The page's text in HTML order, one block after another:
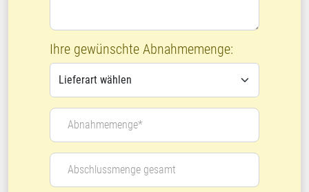
Ihre gewünschte Abnahmemenge:
Abnahmemenge*
Abschlussmenge gesamt